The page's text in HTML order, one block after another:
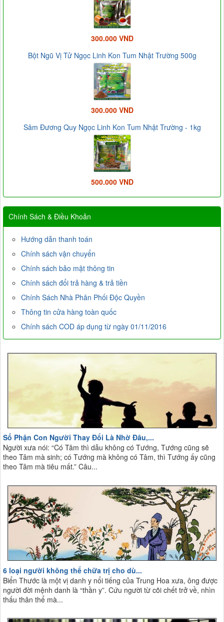
300.000 VND
Bột Ngũ Vị Tử Ngọc Linh Kon Tum Nhật Trường 500g
300.000 VND
Sâm Đương Quy Ngọc Linh Kon Tum Nhật Trường - 1kg
500.000 VND
Chính Sách & Điều Khoản
Hướng dẫn thanh toán
Chính sách vận chuyển
Chính sách bảo mật thông tin
Chính sách đổi trả hàng & trả tiền
Chính Sách Nhà Phân Phối Độc Quyền
Thông tin cửa hàng toàn quốc
Chính sách COD áp dụng từ ngày 01/11/2016
Số Phận Con Người Thay Đổi Là Nhờ Đâu,...
Người xưa nói: “Có Tâm thì dẫu không có Tướng, Tướng cũng sẽ
theo Tâm mà sinh; có Tướng mà không có Tâm, thì Tướng ấy cũng
theo Tâm mà tiêu mất.” Câu...
6 loại người không thể chữa trị cho dù...
Biển Thước là một vị danh y nổi tiếng của Trung Hoa xưa, ông được
người đời mệnh danh là “thần y”. Cứu người từ cõi chết trở về, nhìn
thấu thân thể mà...